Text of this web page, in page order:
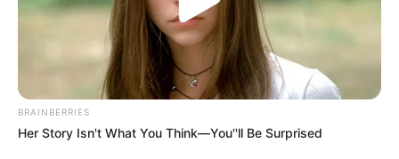
BRAINBERRIES
Her Story Isn't What You Think—You''ll Be Surprised